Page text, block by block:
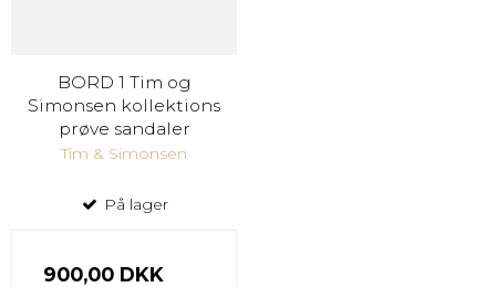
BORD 1 Tim og
Simonsen kollektions
prøve sandaler
Tim & Simonsen
På lager
900,00 DKK